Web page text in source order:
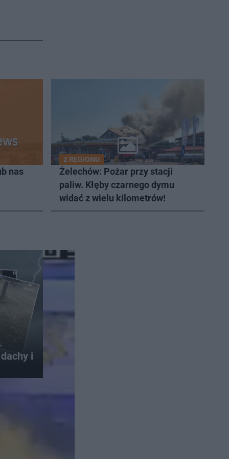
nas
Z REGIONU
Żelechów: Pożar przy stacji
paliw. Kłęby czarnego dymu
widać z wielu kilometrów!
i